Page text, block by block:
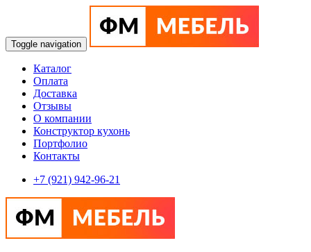
Toggle navigation
Каталог
Оплата
Доставка
Отзывы
О компании
Конструктор кухонь
Портфолио
Контакты
+7 (921) 942-96-21